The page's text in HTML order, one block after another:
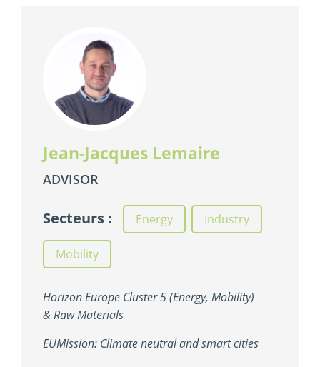
Jean-Jacques Lemaire
ADVISOR
Secteurs : Energy Industry
Mobility
Horizon Europe Cluster 5 (Energy, Mobility)
& Raw Materials
EUMission: Climate neutral and smart cities